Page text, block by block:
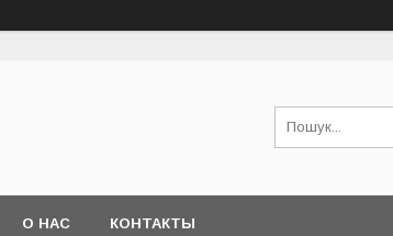
О НАС КОНТАКТЫ